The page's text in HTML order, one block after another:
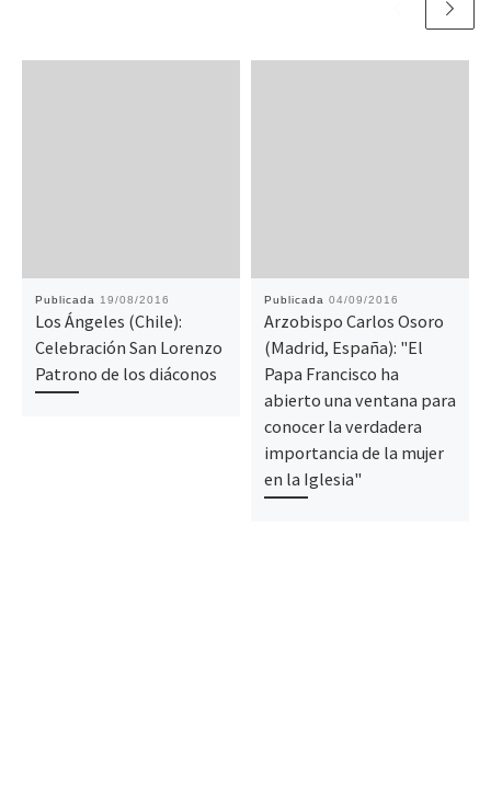
Publicada 19/08/2016
Los Ángeles (Chile):
Celebración San Lorenzo
Patrono de los diáconos
Publicada 04/09/2016
Arzobispo Carlos Osoro
(Madrid, España): "El
Papa Francisco ha
abierto una ventana para
conocer la verdadera
importancia de la mujer
en la Iglesia"